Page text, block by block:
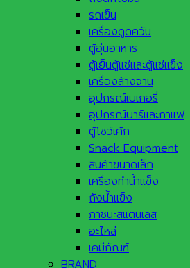
รถเข็น
เครื่องดูดควัน
ตู้อุ่นอาหาร
ตู้เย็นตู้แช่และตู้แช่แข็ง
เครื่องล้างจาน
อุปกรณ์เบเกอรี่
อุปกรณ์บาร์และกาแฟ
ตู้โชว์เค้ก
Snack Equipment
สินค้าขนาดเล็ก
เครื่องทำน้ำแข็ง
ถังน้ำแข็ง
ภาชนะสแตนเลส
อะไหล่
เคมีภัณฑ์
BRAND